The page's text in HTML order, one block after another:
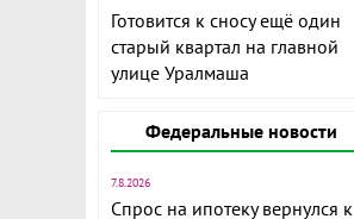
Готовится к сносу ещё один
старый квартал на главной
улице Уралмаша
Федеральные новости
7.8.2026
Спрос на ипотеку вернулся к